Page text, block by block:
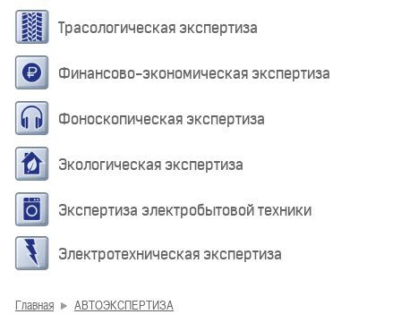
Трасологическая экспертиза
Финансово-экономическая экспертиза
Фоноскопическая экспертиза
Экологическая экспертиза
Экспертиза электробытовой техники
Электротехническая экспертиза
Главная АВТОЭКСПЕРТИЗА